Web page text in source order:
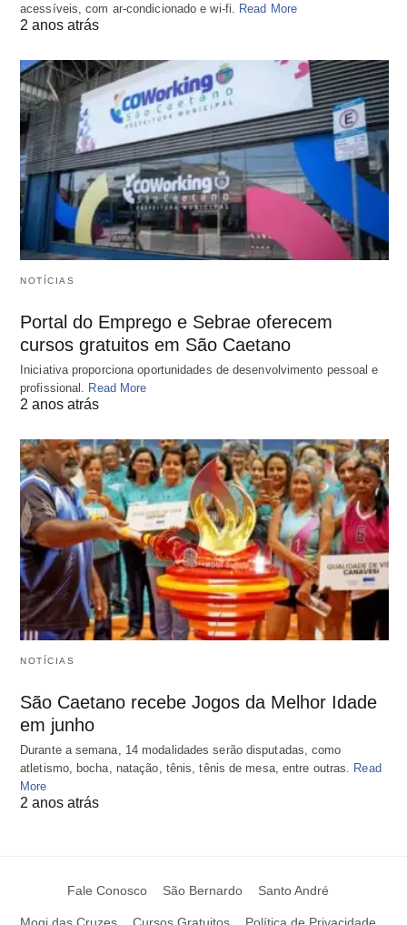
acessíveis, com ar-condicionado e wi-fi.
Read More
2 anos atrás
NOTÍCIAS
Portal do Emprego e Sebrae oferecem
cursos gratuitos em São Caetano
Iniciativa proporciona oportunidades de desenvolvimento pessoal e
profissional. Read More
2 anos atrás
NOTÍCIAS
São Caetano recebe Jogos da Melhor Idade
em junho
Durante a semana, 14 modalidades serão disputadas, como
atletismo, bocha, natação, tênis, tênis de mesa, entre outras.
Read
More
2 anos atrás
Fale Conosco São Bernardo Santo André